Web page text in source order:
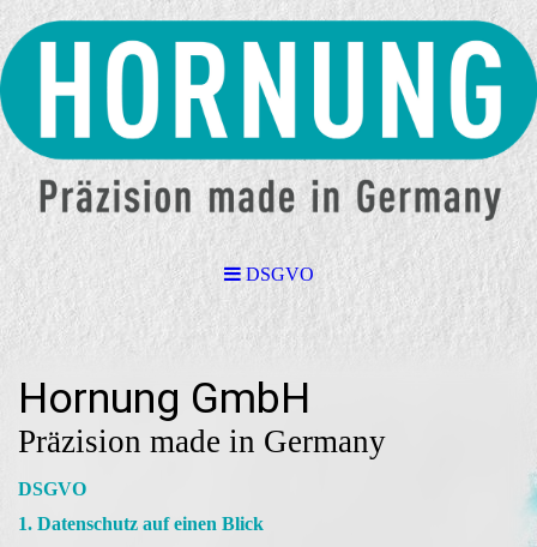
DSGVO
Hornung GmbH
Präzision made in Germany
DSGVO
1. Datenschutz auf einen Blick